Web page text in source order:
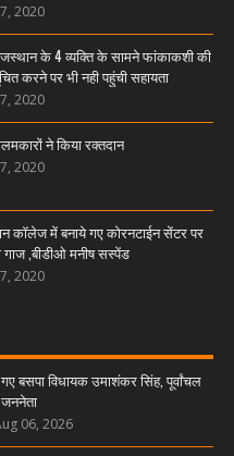
2020
के 4 व्यक्ति के सामने फांकाकशी की
करने पर भी नही पहुंची सहायता
2020
ने किया रक्तदान
2020
कॉलेज में बनाये गए कोरनटाईन सेंटर पर
,बीडीओ मनीष सस्पेंड
2020
बसपा विधायक उमाशंकर सिंह, पूर्वांचल
06, 2026